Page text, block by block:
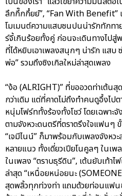
ลึกกึ๊กกึ๋ยย์”, “Fan With Benefit”
โมเมนต์ความแสบซนปนน่ารักทักท
ร์จี้เกินร้อยทั้งคู่ ก่อนจะเดินทางไปสู่
ที่ได้หยิบเอาเพลงสนุกๆ น่ารัก แสบ ซ่
พ่อ” รวมถึงซิงเกิลใหม่ล่าสุดเพลง
“ง้อ (ALRIGHT)” ที่ขออวดท่าเต้น
กว่าเดิม แต่ที่คาดไม่ถึงทำคนดูอึ้งไป
หนุ่มโฟร์ททั้งร้องทั้งโชว์ โดยเฉพาะ
ตามจังหวะดนตรีที่ตราตรึงใจแฟนๆ
“เจมีไนน์” ก็มาพร้อมกับเพลงจังห
หลายแนว ทั้งเดี่ยวเปียโนคูลๆ ในเพ
ในเพลง “ตราบธุรีดิน”, เต้นยับเท้าไ
ล่าสุด “เหนื่อยหน่อยนะ
สุดพลิ้วทุกท่วงท่า แถมด้วยท่อนแฟ